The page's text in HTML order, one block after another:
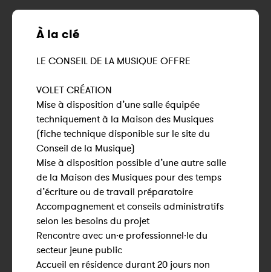
À la clé
LE CONSEIL DE LA MUSIQUE OFFRE
VOLET CRÉATION
Mise à disposition d’une salle équipée
techniquement à la Maison des Musiques
(fiche technique disponible sur le site du
Conseil de la Musique)
Mise à disposition possible d’une autre salle
de la Maison des Musiques pour des temps
d’écriture ou de travail préparatoire
Accompagnement et conseils administratifs
selon les besoins du projet
Rencontre avec un·e professionnel·le du
secteur jeune public
Accueil en résidence durant 20 jours non